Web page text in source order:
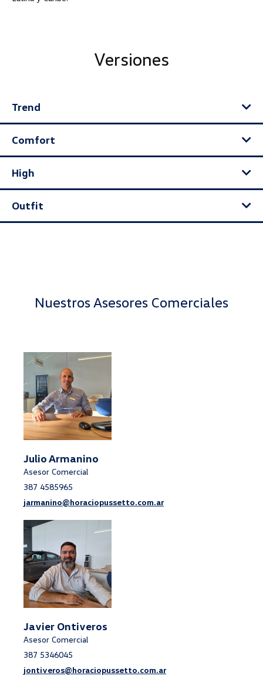
Versiones
Trend
Comfort
High
Outfit
Nuestros Asesores Comerciales
Julio Armanino
Asesor Comercial
387 4585965
jarmanino@horaciopussetto.com.ar
Javier Ontiveros
Asesor Comercial
387 5346045
jontiveros@horaciopussetto.com.ar